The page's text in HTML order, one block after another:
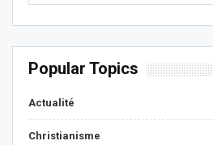
Popular Topics
Actualité
Christianisme